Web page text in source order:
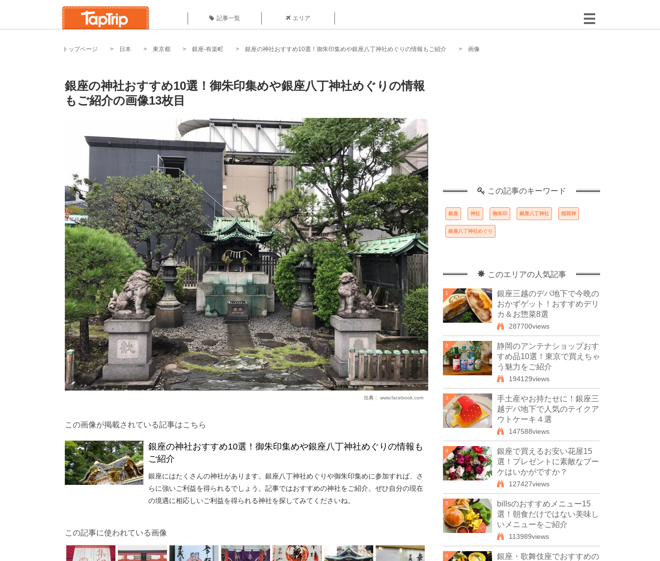
記事一覧 エリア
トップページ 日本 東京都 銀座-有楽町 銀座の神社おすすめ10選！御朱印集めや銀座八丁神社めぐりの情報もご紹介 画像
銀座の神社おすすめ10選！御朱印集めや銀座八丁神社めぐりの情報
もご紹介の画像13枚目
出典： www.facebook.com
この画像が掲載されている記事はこちら
銀座の神社おすすめ10選！御朱印集めや銀座八丁神社めぐりの情報も
ご紹介
銀座にはたくさんの神社があります。銀座八丁神社めぐりや御朱印集めに参加すれば、さ
らに強いご利益を得られるでしょう。記事ではおすすめの神社をご紹介。ぜひ自分の現在
の境遇に相応しいご利益を得られる神社を探してみてくださいね。
この記事に使われている画像
この記事のキーワード
銀座 神社 御朱印 銀座八丁神社 稲荷神
銀座八丁神社めぐり
このエリアの人気記事
1
銀座三越のデパ地下で今晩の
おかずゲット！おすすめデリ
カ＆お惣菜8選
287700views
2
静岡のアンテナショップおす
すめ品10選！東京で買えちゃ
う魅力をご紹介
194129views
3
手土産やお持たせに！銀座三
越デパ地下で人気のテイクア
ウトケーキ４選
147588views
4
銀座で買えるお安い花屋15
選！プレゼントに素敵なブー
ケはいかがですか？
127427views
5
billsのおすすめメニュー15
選！朝食だけではない美味し
いメニューをご紹介
113989views
6
銀座・歌舞伎座でおすすめの